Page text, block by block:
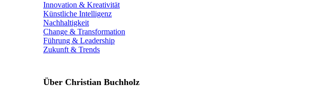
Innovation & Kreativität
Künstliche Intelligenz
Nachhaltigkeit
Change & Transformation
Führung & Leadership
Zukunft & Trends
Über Christian Buchholz